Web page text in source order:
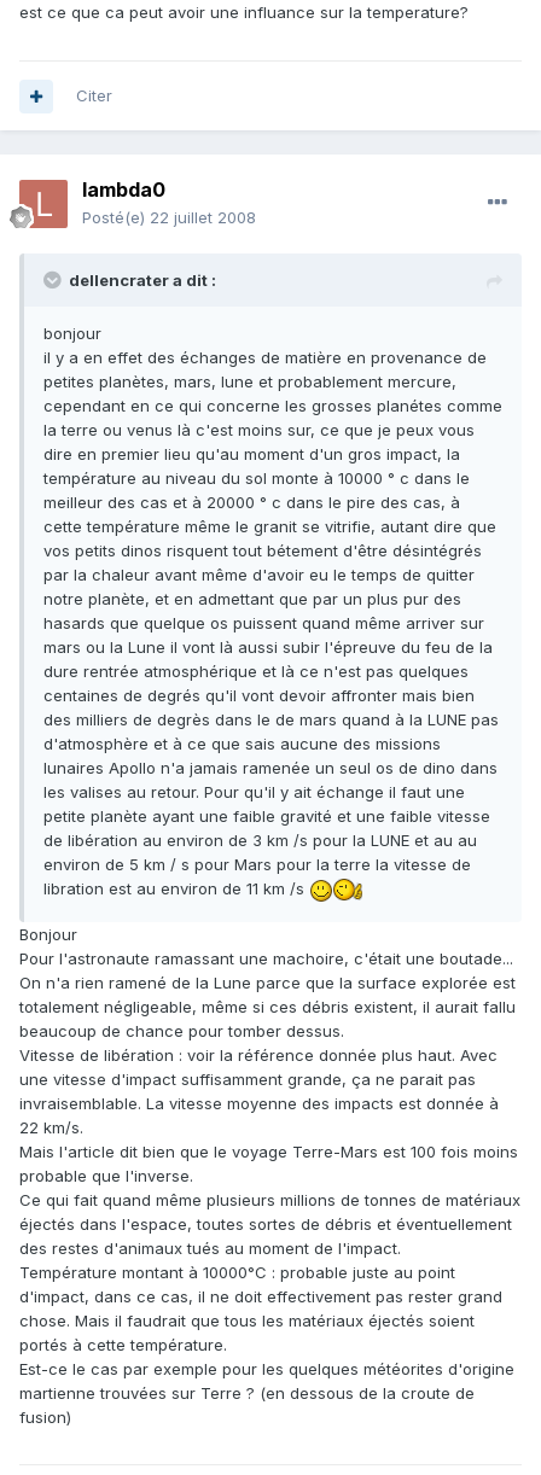
est ce que ca peut avoir une influance sur la temperature?
Citer
lambda0
Posté(e) 22 juillet 2008
dellencrater a dit :
bonjour
il y a en effet des échanges de matière en provenance de
petites planètes, mars, lune et probablement mercure,
cependant en ce qui concerne les grosses planétes comme
la terre ou venus là c'est moins sur, ce que je peux vous
dire en premier lieu qu'au moment d'un gros impact, la
température au niveau du sol monte à 10000 ° c dans le
meilleur des cas et à 20000 ° c dans le pire des cas, à
cette température même le granit se vitrifie, autant dire que
vos petits dinos risquent tout bétement d'être désintégrés
par la chaleur avant même d'avoir eu le temps de quitter
notre planète, et en admettant que par un plus pur des
hasards que quelque os puissent quand même arriver sur
mars ou la Lune il vont là aussi subir l'épreuve du feu de la
dure rentrée atmosphérique et là ce n'est pas quelques
centaines de degrés qu'il vont devoir affronter mais bien
des milliers de degrès dans le de mars quand à la LUNE pas
d'atmosphère et à ce que sais aucune des missions
lunaires Apollo n'a jamais ramenée un seul os de dino dans
les valises au retour. Pour qu'il y ait échange il faut une
petite planète ayant une faible gravité et une faible vitesse
de libération au environ de 3 km /s pour la LUNE et au au
environ de 5 km / s pour Mars pour la terre la vitesse de
libration est au environ de 11 km /s
Bonjour
Pour l'astronaute ramassant une machoire, c'était une boutade...
On n'a rien ramené de la Lune parce que la surface explorée est
totalement négligeable, même si ces débris existent, il aurait fallu
beaucoup de chance pour tomber dessus.
Vitesse de libération : voir la référence donnée plus haut. Avec
une vitesse d'impact suffisamment grande, ça ne parait pas
invraisemblable. La vitesse moyenne des impacts est donnée à
22 km/s.
Mais l'article dit bien que le voyage Terre-Mars est 100 fois moins
probable que l'inverse.
Ce qui fait quand même plusieurs millions de tonnes de matériaux
éjectés dans l'espace, toutes sortes de débris et éventuellement
des restes d'animaux tués au moment de l'impact.
Température montant à 10000°C : probable juste au point
d'impact, dans ce cas, il ne doit effectivement pas rester grand
chose. Mais il faudrait que tous les matériaux éjectés soient
portés à cette température.
Est-ce le cas par exemple pour les quelques météorites d'origine
martienne trouvées sur Terre ? (en dessous de la croute de
fusion)